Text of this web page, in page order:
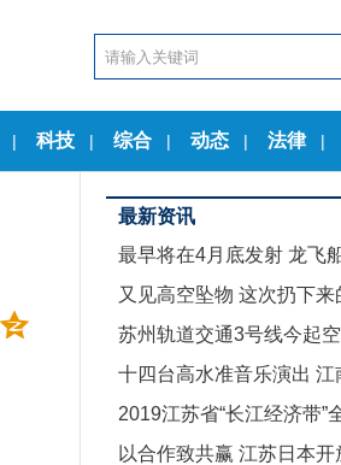
| 科技 | 综合 | 动态 | 法律 |
最新资讯
最早将在4月底发射 龙飞
人商业航天器
又见高空坠物 这次扔下
茶几
苏州轨道交通3号线今起
12月底试运营
十四台高水准音乐演出 江
乐节的名义致敬古典
2019江苏省“长江经济带”
暨“舞动江苏”无锡赛区启
以合作致共赢 江苏日本